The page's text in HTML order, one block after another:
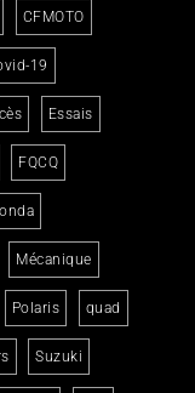
CFMOTO
19
Essais
FQCQ
Mécanique
Polaris quad
Suzuki